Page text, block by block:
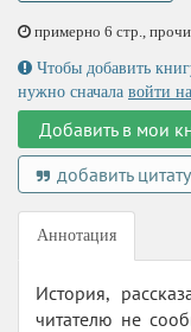
примерно 6 стр.,
Чтобы добавить
нужно сначала войти
Добавить в мои
добавить цитату
Аннотация
История,
читателю не